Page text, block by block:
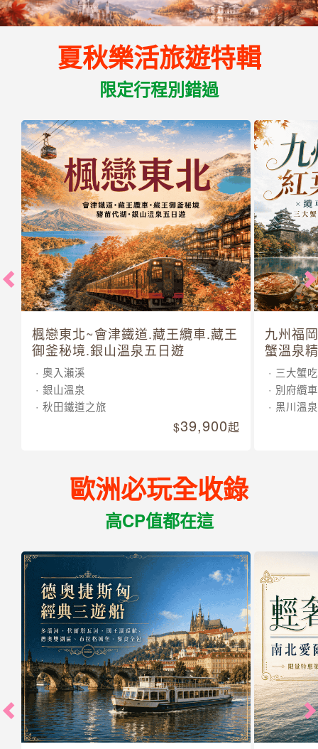
夏秋樂活旅遊特輯
限定行程別錯過
楓戀東北~會津鐵道.藏王纜車.藏王
御釜秘境.銀山溫泉五日遊
奧入瀨溪
銀山溫泉
秋田鐵道之旅
39,900起
九州福
蟹溫泉
三大蟹
別府纜車
黑川溫泉
歐洲必玩全收錄
高CP值都在這